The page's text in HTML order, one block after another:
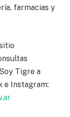
farmacias y
Tigre a
e Instagram: